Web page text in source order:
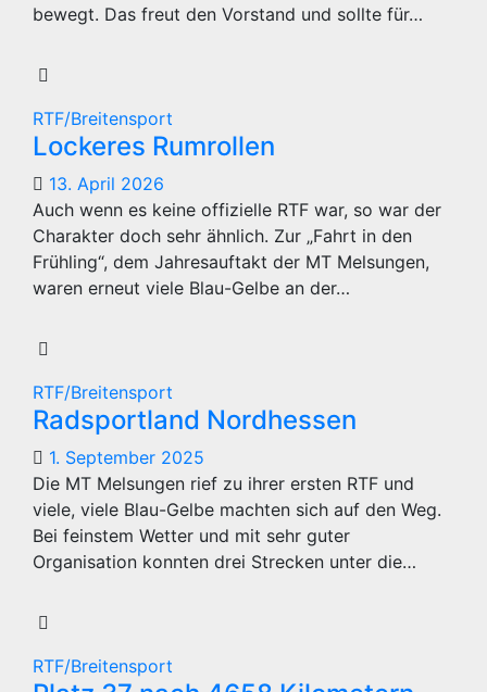
bewegt. Das freut den Vorstand und sollte für…
RTF/Breitensport
Lockeres Rumrollen
13. April 2026
Auch wenn es keine offizielle RTF war, so war der
Charakter doch sehr ähnlich. Zur „Fahrt in den
Frühling“, dem Jahresauftakt der MT Melsungen,
waren erneut viele Blau-Gelbe an der…
RTF/Breitensport
Radsportland Nordhessen
1. September 2025
Die MT Melsungen rief zu ihrer ersten RTF und
viele, viele Blau-Gelbe machten sich auf den Weg.
Bei feinstem Wetter und mit sehr guter
Organisation konnten drei Strecken unter die…
RTF/Breitensport